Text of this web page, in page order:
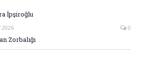
İpşiroğlu
0
Zorbalığı